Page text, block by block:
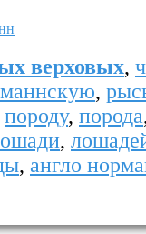
верховых,
,
породу, порода
,
, англо